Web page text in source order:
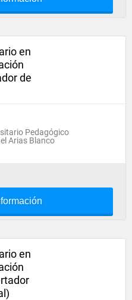
en
de
Pedagógico
Arias Blanco
en